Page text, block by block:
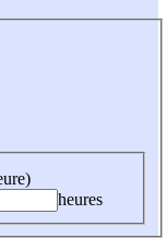
heures